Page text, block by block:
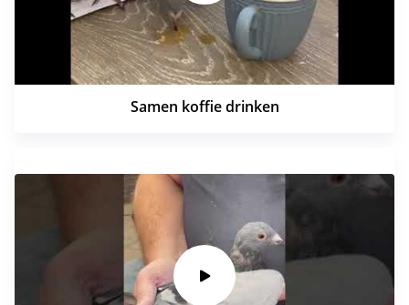
Samen koffie drinken